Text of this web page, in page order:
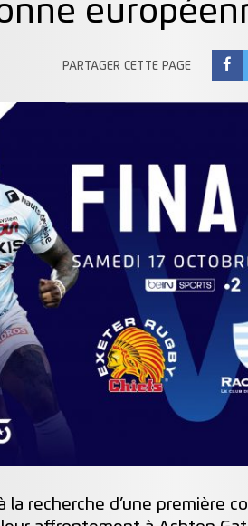
PARTAGER CETTE PAGE
recherche d’une première